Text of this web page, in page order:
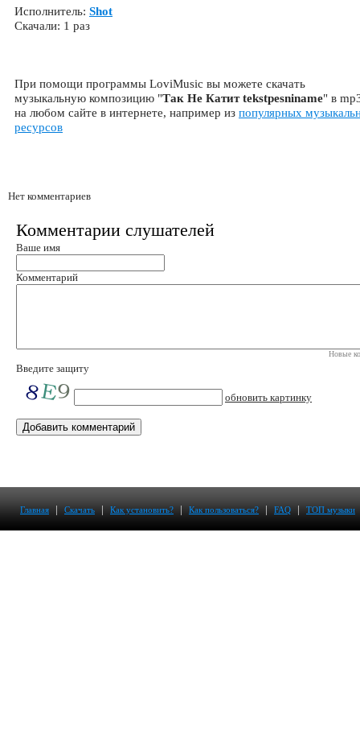
Исполнитель: Shot
Скачали: 1 раз
При помощи программы LoviMusic вы можете скачать
музыкальную композицию "Так Не Катит tekstpesniname" в
на любом сайте в интернете, например из популярных
ресурсов
Нет комментариев
Комментарии слушателей
Ваше имя
Комментарий
Новые
Введите защиту
обновить картинку
Главная | Скачать | Как установить? | Как пользоваться? | FAQ | ТОП музыки